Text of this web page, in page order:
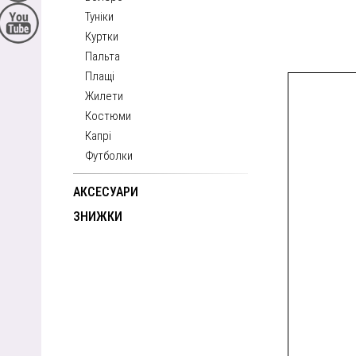
Туніки
Куртки
Пальта
Плащі
Жилети
Костюми
Капрі
Футболки
АКСЕСУАРИ
ЗНИЖКИ